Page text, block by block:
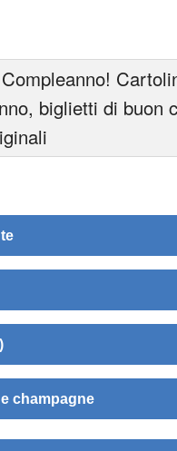
biglietti di buon
champagne